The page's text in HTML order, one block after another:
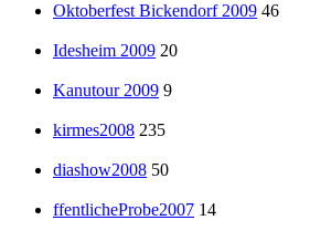
Oktoberfest Bickendorf 2009 46
Idesheim 2009 20
Kanutour 2009 9
kirmes2008 235
diashow2008 50
ffentlicheProbe2007 14